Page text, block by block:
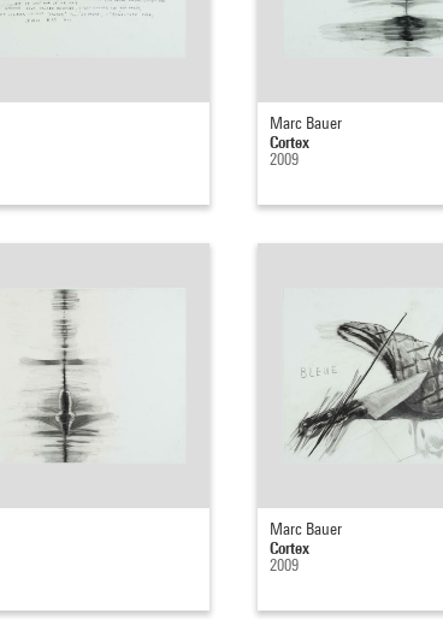
Marc Bauer
Cortex
2009
Marc Bauer
Cortex
2009